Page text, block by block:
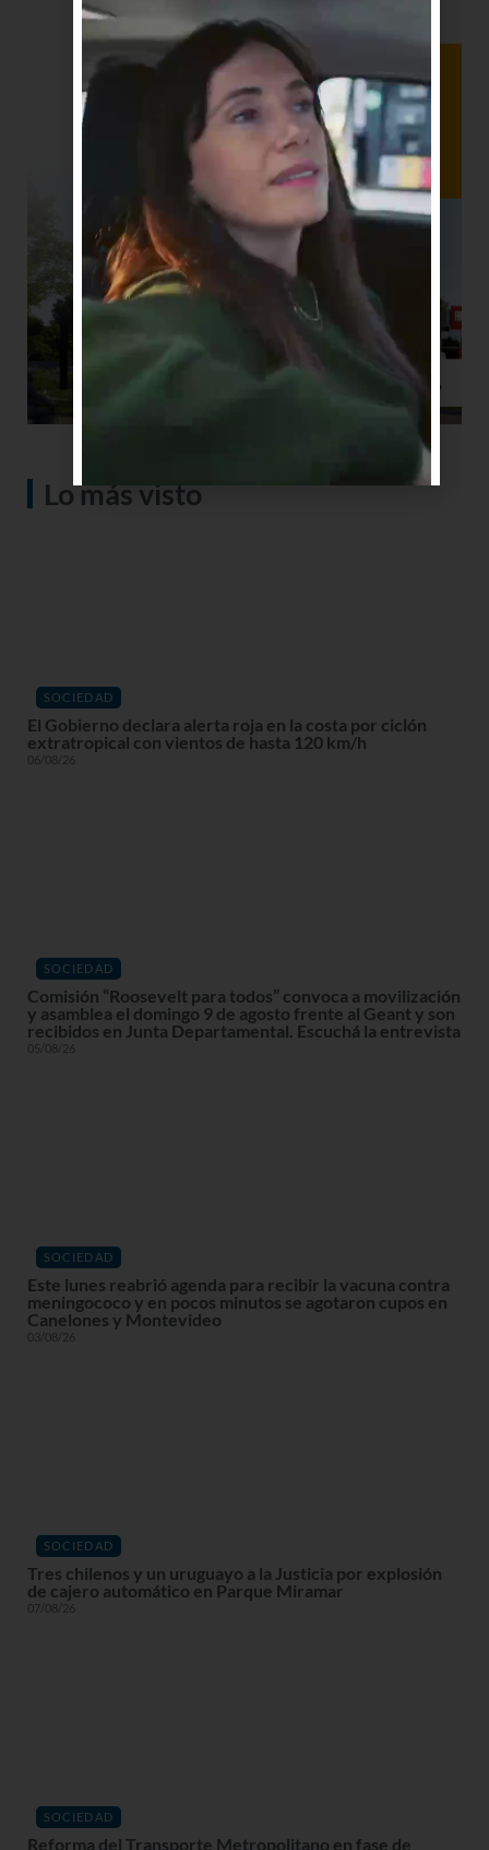
Lo más visto
SOCIEDAD
El Gobierno declara alerta roja en la costa por ciclón
extratropical con vientos de hasta 120 km/h
06/08/26
SOCIEDAD
Comisión “Roosevelt para todos” convoca a movilización
y asamblea el domingo 9 de agosto frente al Geant y son
recibidos en Junta Departamental. Escuchá la entrevista
05/08/26
SOCIEDAD
Este lunes reabrió agenda para recibir la vacuna contra
meningococo y en pocos minutos se agotaron cupos en
Canelones y Montevideo
03/08/26
SOCIEDAD
Tres chilenos y un uruguayo a la Justicia por explosión
de cajero automático en Parque Miramar
07/08/26
SOCIEDAD
Reforma del Transporte Metropolitano en fase de